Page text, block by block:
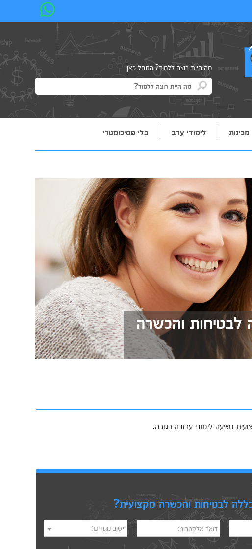
מה היית רוצה ללמוד? התחל כאן:
מכינות לימודי ערב בלי פסיכומטרי
לבטיחות והכשרה
מציעה לימודי עבודה בגובה.
לבטיחות והכשרה מקצועית?
דואר אלקטרוני: יישוב מגורים: